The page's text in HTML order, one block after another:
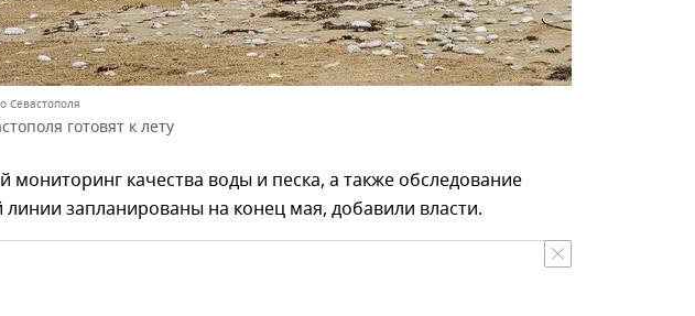
Севастополя
готовят к лету
мониторинг качества воды и песка, а также обследование
линии запланированы на конец мая, добавили власти.